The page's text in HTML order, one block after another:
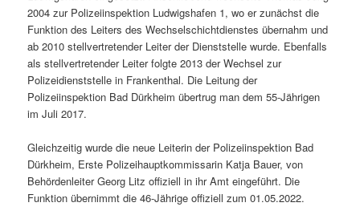
2004 zur Polizeiinspektion Ludwigshafen 1, wo er zunächst die
Funktion des Leiters des Wechselschichtdienstes übernahm und
ab 2010 stellvertretender Leiter der Dienststelle wurde. Ebenfalls
als stellvertretender Leiter folgte 2013 der Wechsel zur
Polizeidienststelle in Frankenthal. Die Leitung der
Polizeiinspektion Bad Dürkheim übertrug man dem 55-Jährigen
im Juli 2017.
Gleichzeitig wurde die neue Leiterin der Polizeiinspektion Bad
Dürkheim, Erste Polizeihauptkommissarin Katja Bauer, von
Behördenleiter Georg Litz offiziell in ihr Amt eingeführt. Die
Funktion übernimmt die 46-Jährige offiziell zum 01.05.2022.